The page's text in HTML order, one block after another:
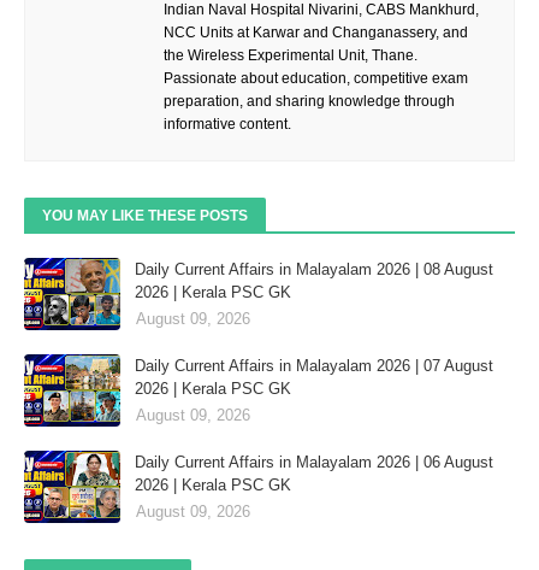
Indian Naval Hospital Nivarini, CABS Mankhurd,
NCC Units at Karwar and Changanassery, and
the Wireless Experimental Unit, Thane.
Passionate about education, competitive exam
preparation, and sharing knowledge through
informative content.
YOU MAY LIKE THESE POSTS
Daily Current Affairs in Malayalam 2026 | 08 August
2026 | Kerala PSC GK
August 09, 2026
Daily Current Affairs in Malayalam 2026 | 07 August
2026 | Kerala PSC GK
August 09, 2026
Daily Current Affairs in Malayalam 2026 | 06 August
2026 | Kerala PSC GK
August 09, 2026